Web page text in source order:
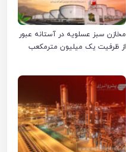
مخازن سبز عسلویه در آستانه عبور
از ظرفیت یک میلیون مترمکعب